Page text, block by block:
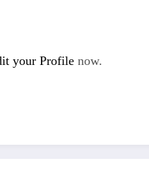
your Profile now.